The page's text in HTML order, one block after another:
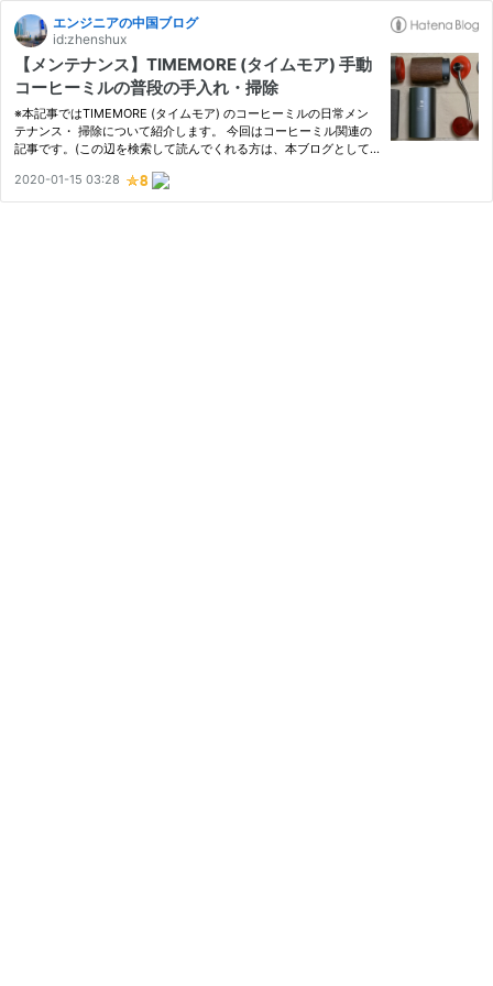
エンジニアの中国ブログ
id:zhenshux
【メンテナンス】TIMEMORE (タイムモア) 手動
コーヒーミルの普段の手入れ・掃除
※本記事ではTIMEMORE (タイムモア) のコーヒーミルの日常メン
テナンス・ 掃除について紹介します。 今回はコーヒーミル関連の
記事です。(この辺を検索して読んでくれる方は、本ブログとして
の手動コーヒーミル (G1とC) を紹介させてもらいました。(実際に
私…
2020-01-15 03:28